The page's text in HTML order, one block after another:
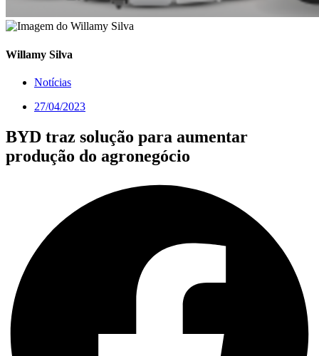
Willamy Silva
Notícias
27/04/2023
BYD traz solução para aumentar
produção do agronegócio